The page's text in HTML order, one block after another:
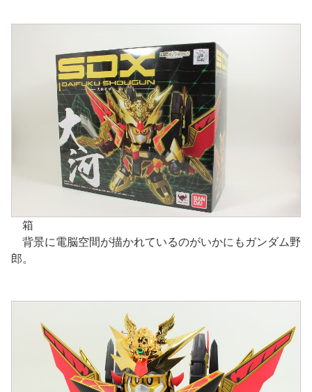
箱
背景に電脳空間が描かれているのがいかにもガンダム野
郎。